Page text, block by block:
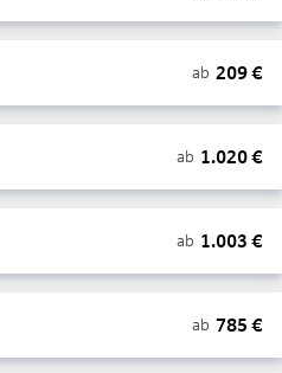
ab 209€
ab 1.020€
ab 1.003 €
ab 785 €